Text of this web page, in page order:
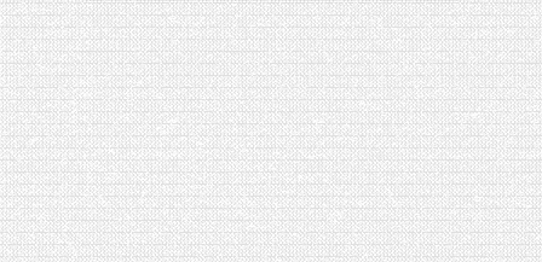
FEAT. AKILA
[VIDÉO] OBJECTIF POIDS SANTÉ #67 : L’AVIS
DES AUTRES, CE N’EST QUE LA VIE DES
AUTRES
[VIDÉO] UNBOXING : LES MY LITTLE &
BIOTYFULL BOX DES MOIS DE FÉVRIER ET
MARS 2024 FEAT. AKILA
[VIDÉO] LA SÉLECTION DU MOIS
#JANVIER2024
[VIDÉO] HELLOFRESH #34 : IDÉES